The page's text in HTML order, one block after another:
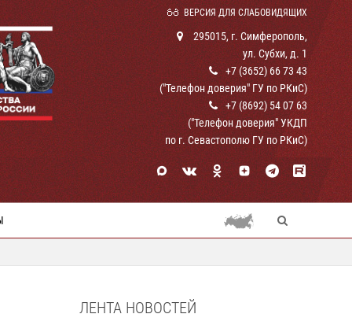
ВЕРСИЯ ДЛЯ СЛАБОВИДЯЩИХ
295015, г. Симферополь,
ул. Субхи, д. 1
+7 (3652) 66 73 43
("Телефон доверия" ГУ по РКиС)
+7 (8692) 54 07 63
("Телефон доверия" УКДП
по г. Севастополю ГУ по РКиС)
ЛЕНТА НОВОСТЕЙ